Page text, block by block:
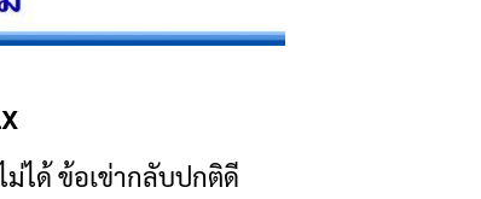
ม่ได้ ข้อเข่ากลับปกติดี